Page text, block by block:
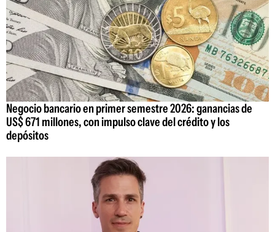
Negocio bancario en primer semestre 2026: ganancias de
US$ 671 millones, con impulso clave del crédito y los
depósitos